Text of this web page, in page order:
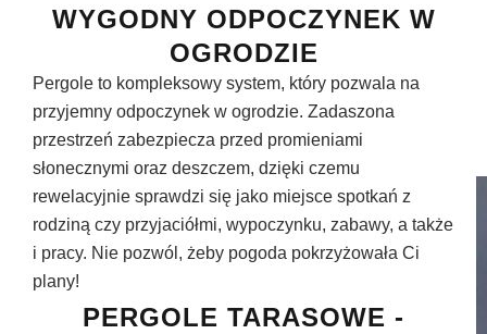
WYGODNY ODPOCZYNEK W
OGRODZIE
Pergole to kompleksowy system, który pozwala na
przyjemny odpoczynek w ogrodzie. Zadaszona
przestrzeń zabezpiecza przed promieniami
słonecznymi oraz deszczem, dzięki czemu
rewelacyjnie sprawdzi się jako miejsce spotkań z
rodziną czy przyjaciółmi, wypoczynku, zabawy, a także
i pracy. Nie pozwól, żeby pogoda pokrzyżowała Ci
plany!
PERGOLE TARASOWE -